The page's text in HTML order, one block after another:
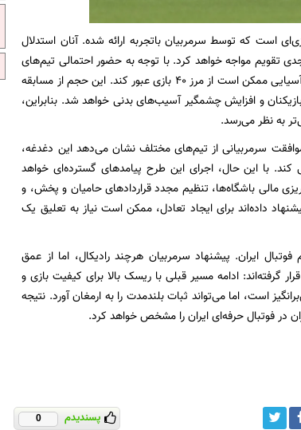
است که توسط سرمربیان باتجربه ارائه شده. آنان استدلال
تقویم مواجه خواهد کرد. با توجه به حضور احتمالی تیم‌های
ایرانی در جام ملت‌های آسیا، تعداد بازی‌ها برای تیم‌های حاضر در رقابت‌های آسیایی ممکن است از مرز ۴۰ بازی عبور کند. این حجم از مسابقه
و افزایش چشمگیر آسیب‌های بدنی خواهد شد. بنابراین،
به نظر می‌رسد.
سرمربیانی از تیم‌های مختلف نشان می‌دهد این دغدغه،
با این حال، اجرای این طرح پیامد‌های گسترده‌ای خواهد
مالی باشگاه‌ها، تنظیم مجدد قرارداد‌های حامیان و پخش، و
داده‌اند برای ایجاد تعادل، ممکن است نیاز به تعلیق یک
ایران. پیشنهاد سرمربیان هرچند رادیکال، اما از عمق
ادامه مسیر قبلی با ریسک بالا برای کیفیت بازی و
است، اما می‌تواند ثبات بلندمدت را به ارمغان آورد. نتیجه
فوتبال حرفه‌ای ایران را مشخص خواهد کرد.
پسندیدم 0